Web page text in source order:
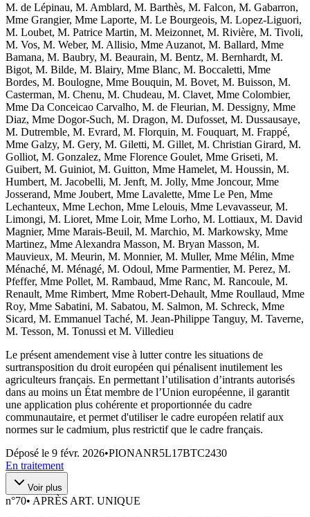
M. de Lépinau, M. Amblard, M. Barthès, M. Falcon, M. Gabarron,
Mme Grangier, Mme Laporte, M. Le Bourgeois, M. Lopez-Liguori,
M. Loubet, M. Patrice Martin, M. Meizonnet, M. Rivière, M. Tivoli,
M. Vos, M. Weber, M. Allisio, Mme Auzanot, M. Ballard, Mme
Bamana, M. Baubry, M. Beaurain, M. Bentz, M. Bernhardt, M.
Bigot, M. Bilde, M. Blairy, Mme Blanc, M. Boccaletti, Mme
Bordes, M. Boulogne, Mme Bouquin, M. Bovet, M. Buisson, M.
Casterman, M. Chenu, M. Chudeau, M. Clavet, Mme Colombier,
Mme Da Conceicao Carvalho, M. de Fleurian, M. Dessigny, Mme
Diaz, Mme Dogor-Such, M. Dragon, M. Dufosset, M. Dussausaye,
M. Dutremble, M. Evrard, M. Florquin, M. Fouquart, M. Frappé,
Mme Galzy, M. Gery, M. Giletti, M. Gillet, M. Christian Girard, M.
Golliot, M. Gonzalez, Mme Florence Goulet, Mme Griseti, M.
Guibert, M. Guiniot, M. Guitton, Mme Hamelet, M. Houssin, M.
Humbert, M. Jacobelli, M. Jenft, M. Jolly, Mme Joncour, Mme
Josserand, Mme Joubert, Mme Lavalette, Mme Le Pen, Mme
Lechanteux, Mme Lechon, Mme Lelouis, Mme Levavasseur, M.
Limongi, M. Lioret, Mme Loir, Mme Lorho, M. Lottiaux, M. David
Magnier, Mme Marais-Beuil, M. Marchio, M. Markowsky, Mme
Martinez, Mme Alexandra Masson, M. Bryan Masson, M.
Mauvieux, M. Meurin, M. Monnier, M. Muller, Mme Mélin, Mme
Ménaché, M. Ménagé, M. Odoul, Mme Parmentier, M. Perez, M.
Pfeffer, Mme Pollet, M. Rambaud, Mme Ranc, M. Rancoule, M.
Renault, Mme Rimbert, Mme Robert-Dehault, Mme Roullaud, Mme
Roy, Mme Sabatini, M. Sabatou, M. Salmon, M. Schreck, Mme
Sicard, M. Emmanuel Taché, M. Jean-Philippe Tanguy, M. Taverne,
M. Tesson, M. Tonussi et M. Villedieu
Le présent amendement vise à lutter contre les situations de
surtransposition du droit européen qui pénalisent inutilement les
agriculteurs français. En permettant l’utilisation d’intrants autorisés
dans au moins un État membre de l’Union européenne, il garantit
une application plus cohérente et proportionnée du cadre
communautaire, et permet d'utiliser le cadre européen relatif aux
normes sur le cadmium, plus restrictif que le cadre français.
Déposé le 9 févr. 2026•PIONANR5L17BTC2430
En traitement
Voir plus
n°70• APRÈS ART. UNIQUE